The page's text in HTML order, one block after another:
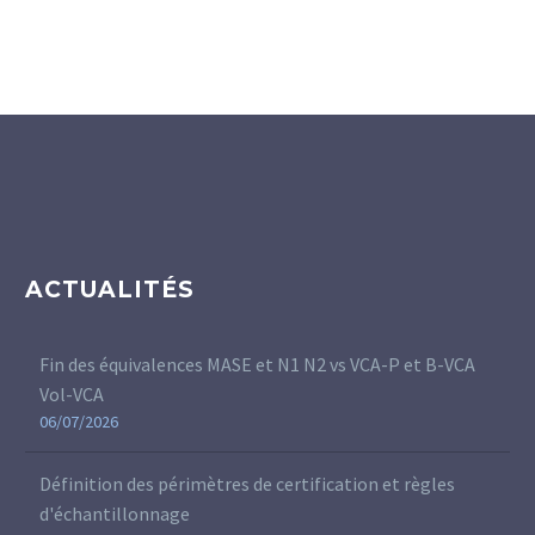
ACTUALITÉS
Fin des équivalences MASE et N1 N2 vs VCA-P et B-VCA
Vol-VCA
06/07/2026
Définition des périmètres de certification et règles
d'échantillonnage